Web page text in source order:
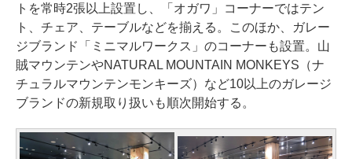
トを常時2張以上設置し、「オガワ」コーナーではテン
ト、チェア、テーブルなどを揃える。このほか、ガレー
ジブランド「ミニマルワークス」のコーナーも設置。山
賊マウンテンやNATURAL MOUNTAIN MONKEYS（ナ
チュラルマウンテンモンキーズ）など10以上のガレージ
ブランドの新規取り扱いも順次開始する。